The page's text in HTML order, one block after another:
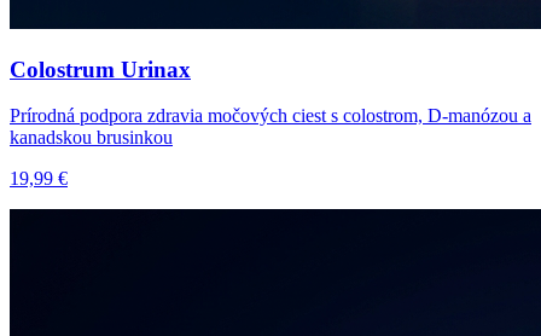
Colostrum Urinax
Prírodná podpora zdravia močových ciest s colostrom, D-manózou a
kanadskou brusinkou
19,99 €